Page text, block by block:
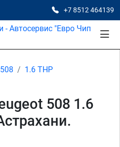
+7 8512 464139
508
1.6 THP
508 1.6